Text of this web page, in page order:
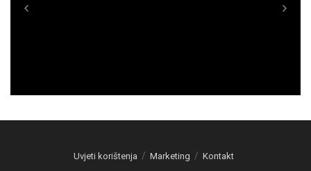
Uvjeti korištenja Marketing Kontakt